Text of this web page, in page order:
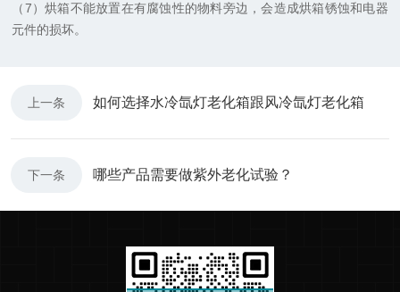
（7）烘箱不能放置在有腐蚀性的物料旁边，会造成烘箱锈蚀和电器
元件的损坏。
上一条 如何选择水冷氙灯老化箱跟风冷氙灯老化箱
下一条 哪些产品需要做紫外老化试验？